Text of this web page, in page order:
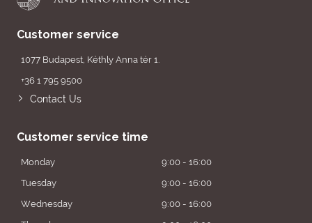
Customer service
1077 Budapest, Kéthly Anna tér 1.
+36 1 795 9500
Contact Us
Customer service time
Monday
9:00 - 16:00
Tuesday
9:00 - 16:00
Wednesday
9:00 - 16:00